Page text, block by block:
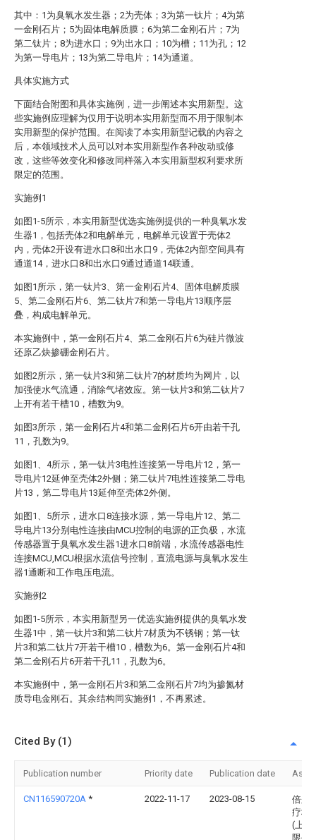
其中：1为臭氧水发生器；2为壳体；3为第一钛片；4为第
一金刚石片；5为固体电解质膜；6为第二金刚石片；7为
第二钛片；8为进水口；9为出水口；10为槽；11为孔；12
为第一导电片；13为第二导电片；14为通道。
具体实施方式
下面结合附图和具体实施例，进一步阐述本实用新型。这
些实施例应理解为仅用于说明本实用新型而不用于限制本
实用新型的保护范围。在阅读了本实用新型记载的内容之
后，本领域技术人员可以对本实用新型作各种改动或修
改，这些等效变化和修改同样落入本实用新型权利要求所
限定的范围。
实施例1
如图1-5所示，本实用新型优选实施例提供的一种臭氧水发
生器1，包括壳体2和电解单元，电解单元设置于壳体2
内，壳体2开设有进水口8和出水口9，壳体2内部空间具有
通道14，进水口8和出水口9通过通道14联通。
如图1所示，第一钛片3、第一金刚石片4、固体电解质膜
5、第二金刚石片6、第二钛片7和第一导电片13顺序层
叠，构成电解单元。
本实施例中，第一金刚石片4、第二金刚石片6为硅片微波
还原乙炔掺硼金刚石片。
如图2所示，第一钛片3和第二钛片7的材质均为网片，以
加强使水气流通，消除气堵效应。第一钛片3和第二钛片7
上开有若干槽10，槽数为9。
如图3所示，第一金刚石片4和第二金刚石片6开由若干孔
11，孔数为9。
如图1、4所示，第一钛片3电性连接第一导电片12，第一
导电片12延伸至壳体2外侧；第二钛片7电性连接第二导电
片13，第二导电片13延伸至壳体2外侧。
如图1、5所示，进水口8连接水源，第一导电片12、第二
导电片13分别电性连接由MCU控制的电源的正负极，水流
传感器置于臭氧水发生器1进水口8前端，水流传感器电性
连接MCU,MCU根据水流信号控制，直流电源与臭氧水发生
器1通断和工作电压电流。
实施例2
如图1-5所示，本实用新型另一优选实施例提供的臭氧水发
生器1中，第一钛片3和第二钛片7材质为不锈钢；第一钛
片3和第二钛片7开若干槽10，槽数为6。第一金刚石片4和
第二金刚石片6开若干孔11，孔数为6。
本实施例中，第一金刚石片3和第二金刚石片7均为掺氮材
质导电金刚石。其余结构同实施例1，不再累述。
Cited By (1)
Publication number Priority date Publication date
CN116590720A * 2022-11-17 2023-08-15
倍尔
疗科
(上海
限公